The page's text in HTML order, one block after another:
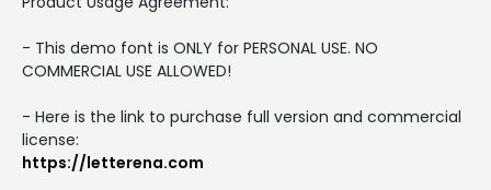
- This demo font is ONLY for PERSONAL USE. NO
COMMERCIAL USE ALLOWED!
- Here is the link to purchase full version and commercial
license:
https://letterena.com